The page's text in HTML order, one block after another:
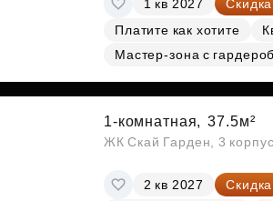
Субсидии
1 кв 2027 Скидка
Платите как хотите
Мастер-зона с
1-комнатная, 37.5м²
ЖК Скай Гарден, 3
2 кв 2027 Скидка